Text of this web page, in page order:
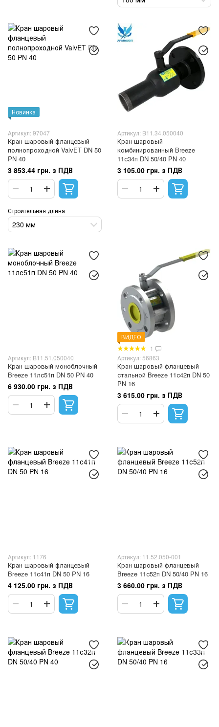
Новинка
Артикул: 97047
Кран шаровый фланцевый
полнопроходной ValvET DN 50
PN 40
3 853.44 грн. з ПДВ
Строительная длина
230 мм
Артикул: B11.34.050040
Кран шаровый
комбинированный Breeze
11с34п DN 50/40 PN 40
3 105.00 грн. з ПДВ
Артикул: B11.51.050040
Кран шаровый моноблочный
Breeze 11лс51п DN 50 PN 40
6 930.00 грн. з ПДВ
ВИДЕО
1
Артикул: 56863
Кран шаровый фланцевый
стальной Breeze 11с42п DN 50
PN 16
3 615.00 грн. з ПДВ
Артикул: 1176
Кран шаровый фланцевый
Breeze 11с41п DN 50 PN 16
4 125.00 грн. з ПДВ
Артикул: 11.52.050-001
Кран шаровый фланцевый
Breeze 11с52п DN 50/40 PN 16
3 660.00 грн. з ПДВ